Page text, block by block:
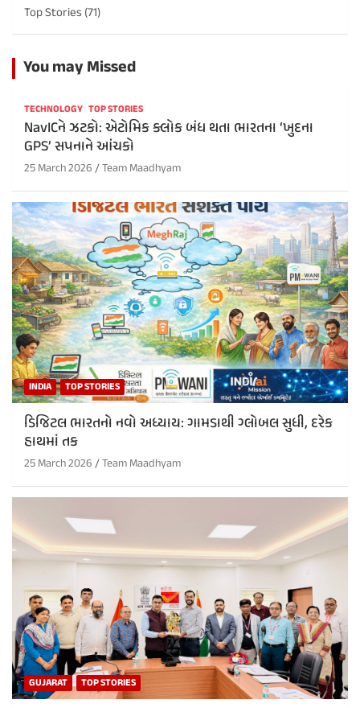
Top Stories (71)
You may Missed
TECHNOLOGY TOP STORIES
NavICને ઝટકો: એટોમિક ક્લોક બંધ થતા ભારતના ‘ખુદના
GPS’ સપનાને આંચકો
25 March 2026 Team Maadhyam
INDIA TOP STORIES
ડિજિટલ ભારતનો નવો અધ્યાય: ગામડાથી ગ્લોબલ સુધી, દરેક
હાથમાં તક
25 March 2026 Team Maadhyam
GUJARAT TOP STORIES